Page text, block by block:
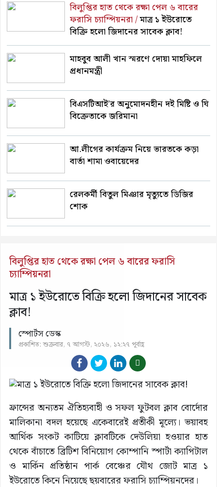
বিলুপ্তির হাত থেকে রক্ষা পেল ৬ বারের
ফরাসি চ্যাম্পিয়নরা /মাত্র ১ ইউরোতে
বিক্রি হলো জিদানের সাবেক ক্লাব!
মাহবুব আলী খান স্মরণে দোয়া মাহফিলে
প্রধানমন্ত্রী
বিএসটিআই’র অনুমোদনহীন দই মিষ্টি ও ঘি
বিক্রেতাকে জরিমানা
আ.লীগের কার্যক্রম নিয়ে ভারতকে কড়া
বার্তা শামা ওবায়েদের
রেলকর্মী বিতুল মিঞার মৃত্যুতে ডিজির
শোক
বিলুপ্তির হাত থেকে রক্ষা পেল ৬ বারের ফরাসি
চ্যাম্পিয়নরা
মাত্র ১ ইউরোতে বিক্রি হলো জিদানের সাবেক
ক্লাব!
স্পোর্টস ডেস্ক
প্রকাশিত: শুক্রবার, ৭ আগস্ট, ২০২৬, ১২:২৭ পূর্বাহ্ণ
ফ্রান্সের অন্যতম ঐতিহ্যবাহী ও সফল ফুটবল ক্লাব বোর্দোর
মালিকানা বদল হয়েছে একেবারেই প্রতীকী মূল্যে। ভয়াবহ
আর্থিক সংকট কাটিয়ে ক্লাবটিকে দেউলিয়া হওয়ার হাত
থেকে বাঁচাতে ব্রিটিশ বিনিয়োগ কোম্পানি স্পার্টা ক্যাপিটাল
ও মার্কিন প্রতিষ্ঠান পার্ক বেঞ্চের যৌথ জোট মাত্র ১
ইউরোতে কিনে নিয়েছে ছয়বারের ফরাসি চ্যাম্পিয়নদের।